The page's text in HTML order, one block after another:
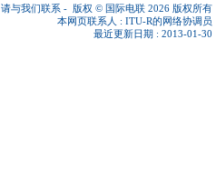
请与我们联系 - 版权 © 国际电联 2026 版权所有
本网页联系人 : ITU-R的网络协调员
最近更新日期 : 2013-01-30